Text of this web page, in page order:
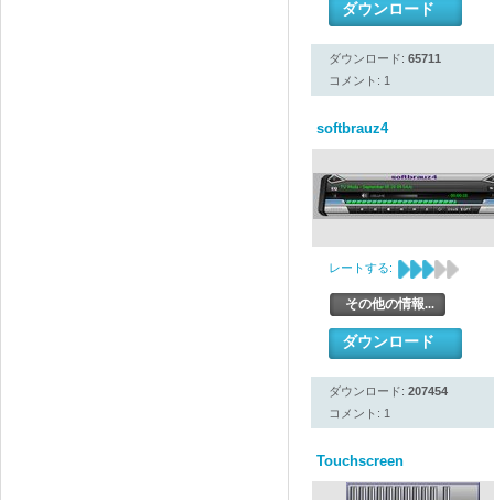
ダウンロード
ダウンロード: 65711
コメント: 1
softbrauz4
レートする:
その他の情報...
ダウンロード
ダウンロード: 207454
コメント: 1
Touchscreen